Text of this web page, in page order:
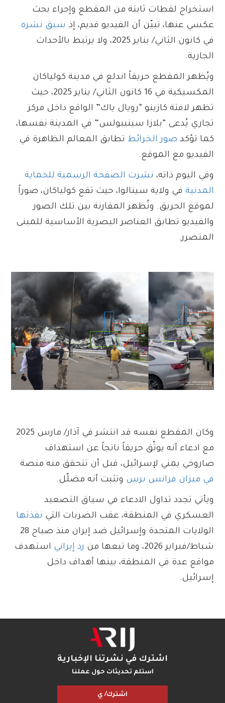
استخراج لقطات ثابتة من المقطع وإجراء بحث
عكسي عنها، تبيّن أن الفيديو قديم، إذ سبق نشره
في كانون الثاني/ يناير 2025، ولا يرتبط بالأحداث
الجارية.
ويُظهر المقطع حريقاً اندلع في مدينة كولياكان
المكسيكية في 16 كانون الثاني/ يناير 2025، حيث
تظهر لافتة كازينو “رويال ياك” الواقع داخل مركز
تجاري يُدعى “بلازا سينيبولس” في المدينة نفسها،
كما تؤكد صور الخرائط تطابق المعالم الظاهرة في
الفيديو مع الموقع.
وفي اليوم ذاته، نشرت الصفحة الرسمية للحماية
المدنية في ولاية سينالوا، حيث تقع كولياكان، صوراً
لموقع الحريق. وتُظهر المقارنة بين تلك الصور
والفيديو تطابق العناصر البصرية الأساسية للمبنى
المتضرر.
وكان المقطع نفسه قد انتشر في آذار/ مارس 2025
مع ادعاء أنه يوثّق حريقاً ناتجاً عن استهداف
صاروخي يمني لإسرائيل، قبل أن تتحقق منه منصة
في ميزان فرانس برس وتثبت أنه مضلّل.
ويأتي تجدد تداول الادعاء في سياق التصعيد
العسكري في المنطقة، عقب الضربات التي نفذتها
الولايات المتحدة وإسرائيل ضد إيران منذ صباح 28
شباط/فبراير 2026، وما تبعها من
رد إيراني استهدف
مواقع عدة في المنطقة، بينها أهداف داخل
إسرائيل.
اشترك في نشرتنا الإخبارية
استلم تحديثات حول عملنا
اشترك/ ي